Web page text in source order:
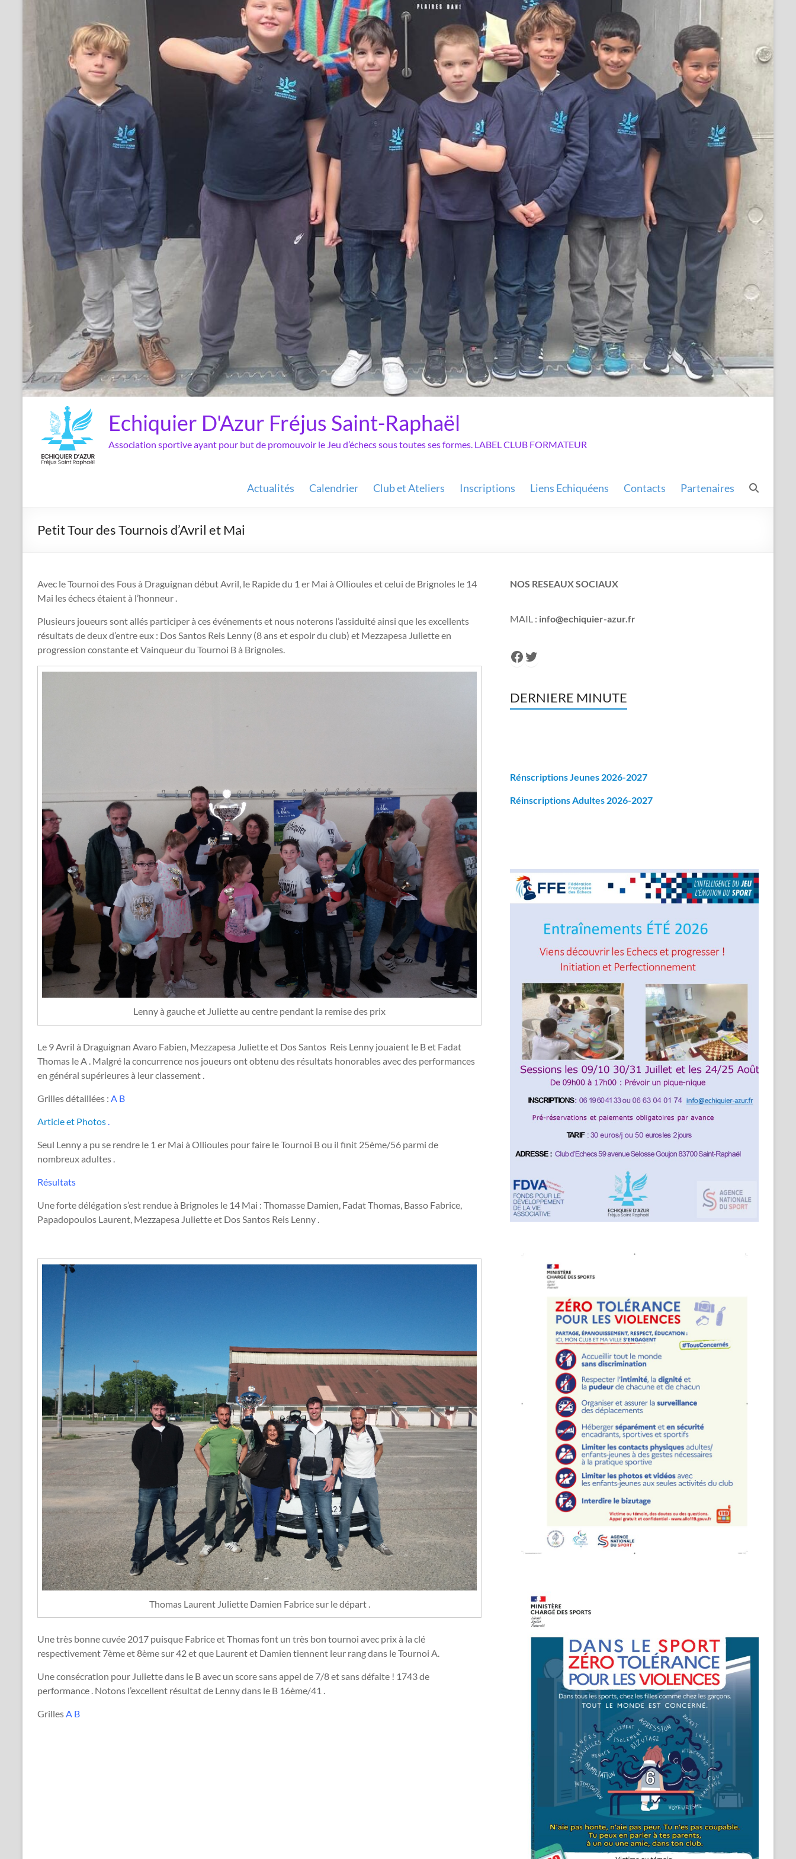
Echiquier D'Azur Fréjus Saint-Raphaël
Association sportive ayant pour but de promouvoir le Jeu d’échecs sous toutes ses formes. LABEL CLUB FORMATEUR
Actualités Calendrier Club et Ateliers Inscriptions Liens Echiquéens Contacts Partenaires
Petit Tour des Tournois d’Avril et Mai
Avec le Tournoi des Fous à Draguignan début Avril, le Rapide du 1 er Mai à Ollioules et celui de Brignoles le 14
Mai les échecs étaient à l’honneur .
Plusieurs joueurs sont allés participer à ces événements et nous noterons l’assiduité ainsi que les excellents
résultats de deux d’entre eux : Dos Santos Reis Lenny (8 ans et espoir du club) et Mezzapesa Juliette en
progression constante et Vainqueur du Tournoi B à Brignoles.
Lenny à gauche et Juliette au centre pendant la remise des prix
Le 9 Avril à Draguignan Avaro Fabien, Mezzapesa Juliette et Dos Santos Reis Lenny jouaient le B et Fadat
Thomas le A . Malgré la concurrence nos joueurs ont obtenu des résultats honorables avec des performances
en général supérieures à leur classement .
Grilles détaillées : A B
Article et Photos.
Seul Lenny a pu se rendre le 1 er Mai à Ollioules pour faire le Tournoi B ou il finit 25ème/56 parmi de
nombreux adultes .
Résultats
Une forte délégation s’est rendue à Brignoles le 14 Mai : Thomasse Damien, Fadat Thomas, Basso Fabrice,
Papadopoulos Laurent, Mezzapesa Juliette et Dos Santos Reis Lenny .
Thomas Laurent Juliette Damien Fabrice sur le départ .
Une très bonne cuvée 2017 puisque Fabrice et Thomas font un très bon tournoi avec prix à la clé
respectivement 7ème et 8ème sur 42 et que Laurent et Damien tiennent leur rang dans le Tournoi A.
Une consécration pour Juliette dans le B avec un score sans appel de 7/8 et sans défaite ! 1743 de
performance . Notons l’excellent résultat de Lenny dans le B 16ème/41 .
GrillesA B
NOS RESEAUX SOCIAUX
MAIL : info@echiquier-azur.fr
Facebook
Twitter
DERNIERE MINUTE
Rénscriptions Jeunes 2026-2027
Réinscriptions Adultes 2026-2027